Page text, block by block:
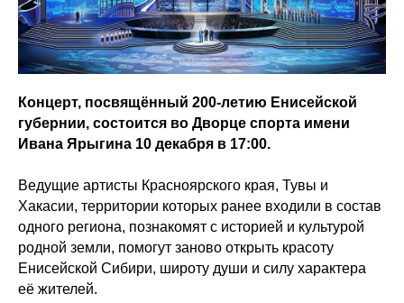
Концерт, посвящённый 200-летию Енисейской
губернии, состоится во Дворце спорта имени
Ивана Ярыгина 10 декабря в 17:00.
Ведущие артисты Красноярского края, Тувы и
Хакасии, территории которых ранее входили в состав
одного региона, познакомят с историей и культурой
родной земли, помогут заново открыть красоту
Енисейской Сибири, широту души и силу характера
её жителей.